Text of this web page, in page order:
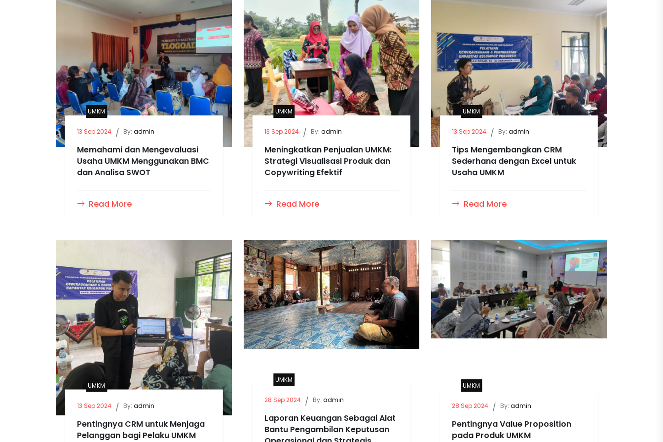
UMKM
13 Sep 2024 / By: admin
Memahami dan Mengevaluasi
Usaha UMKM Menggunakan BMC
dan Analisa SWOT
Read More
UMKM
13 Sep 2024 / By: admin
Meningkatkan Penjualan UMKM:
Strategi Visualisasi Produk dan
Copywriting Efektif
Read More
UMKM
13 Sep 2024 / By: admin
Tips Mengembangkan CRM
Sederhana dengan Excel untuk
Usaha UMKM
Read More
UMKM
13 Sep 2024 / By: admin
Pentingnya CRM untuk Menjaga
Pelanggan bagi Pelaku UMKM
UMKM
28 Sep 2024 / By: admin
Laporan Keuangan Sebagai Alat
Bantu Pengambilan Keputusan
UMKM
28 Sep 2024 / By: admin
Pentingnya Value Proposition
pada Produk UMKM